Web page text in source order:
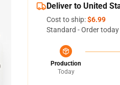
Deliver to United
Cost to ship:$6.99
Standard - Order
Production
Today